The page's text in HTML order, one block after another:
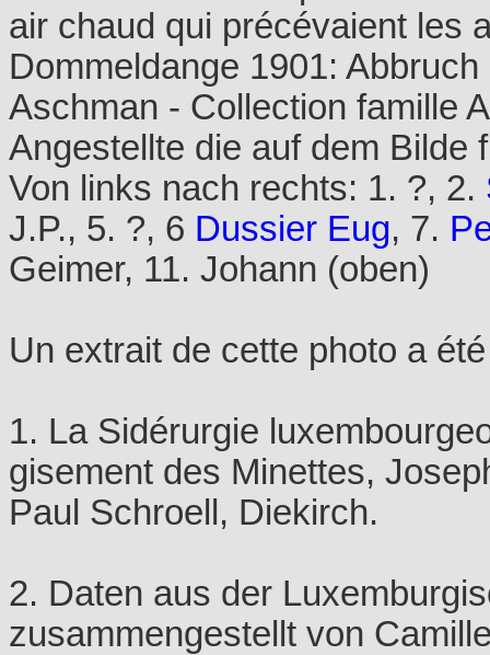
air chaud qui précévaient les
Dommeldange 1901:
Aschman - Collection famille
Angestellte die auf dem Bilde
Von links nach rechts: 1. ?, 2.
J.P., 5. ?, 6 Dussier Eug, 7.
Geimer, 11. Johann (oben)
Un extrait de cette photo a
1. La Sidérurgie
gisement des Minettes,
Paul Schroell, Diekirch.
2. Daten aus der
zusammengestellt von